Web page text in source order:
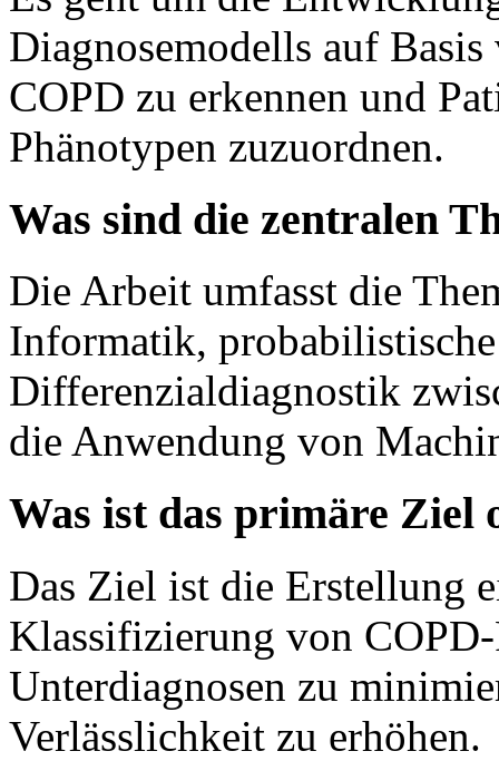
Diagnosemodells auf
COPD zu erkennen und
Phänotypen zuzuordnen.
Was sind die zentralen
Die Arbeit umfasst die
Informatik,
Differenzialdiagnostik
die Anwendung von
Was ist das primäre Ziel
Das Ziel ist die Erstellung
Klassifizierung von
Unterdiagnosen zu
Verlässlichkeit zu erhöhen.